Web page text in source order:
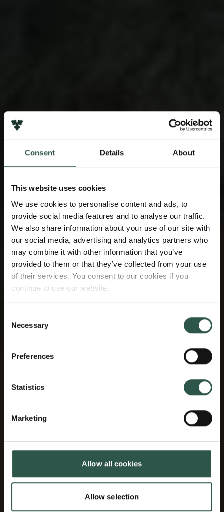
Consent Details About
This website uses cookies
We use cookies to personalise content and ads, to
provide social media features and to analyse our traffic.
We also share information about your use of our site with
our social media, advertising and analytics partners who
may combine it with other information that you’ve
provided to them or that they’ve collected from your use
of their services. You consent to our cookies if you
continue to use our website.
Selection
Necessary
Preferences
Statistics
Marketing
Allow all cookies
Allow selection